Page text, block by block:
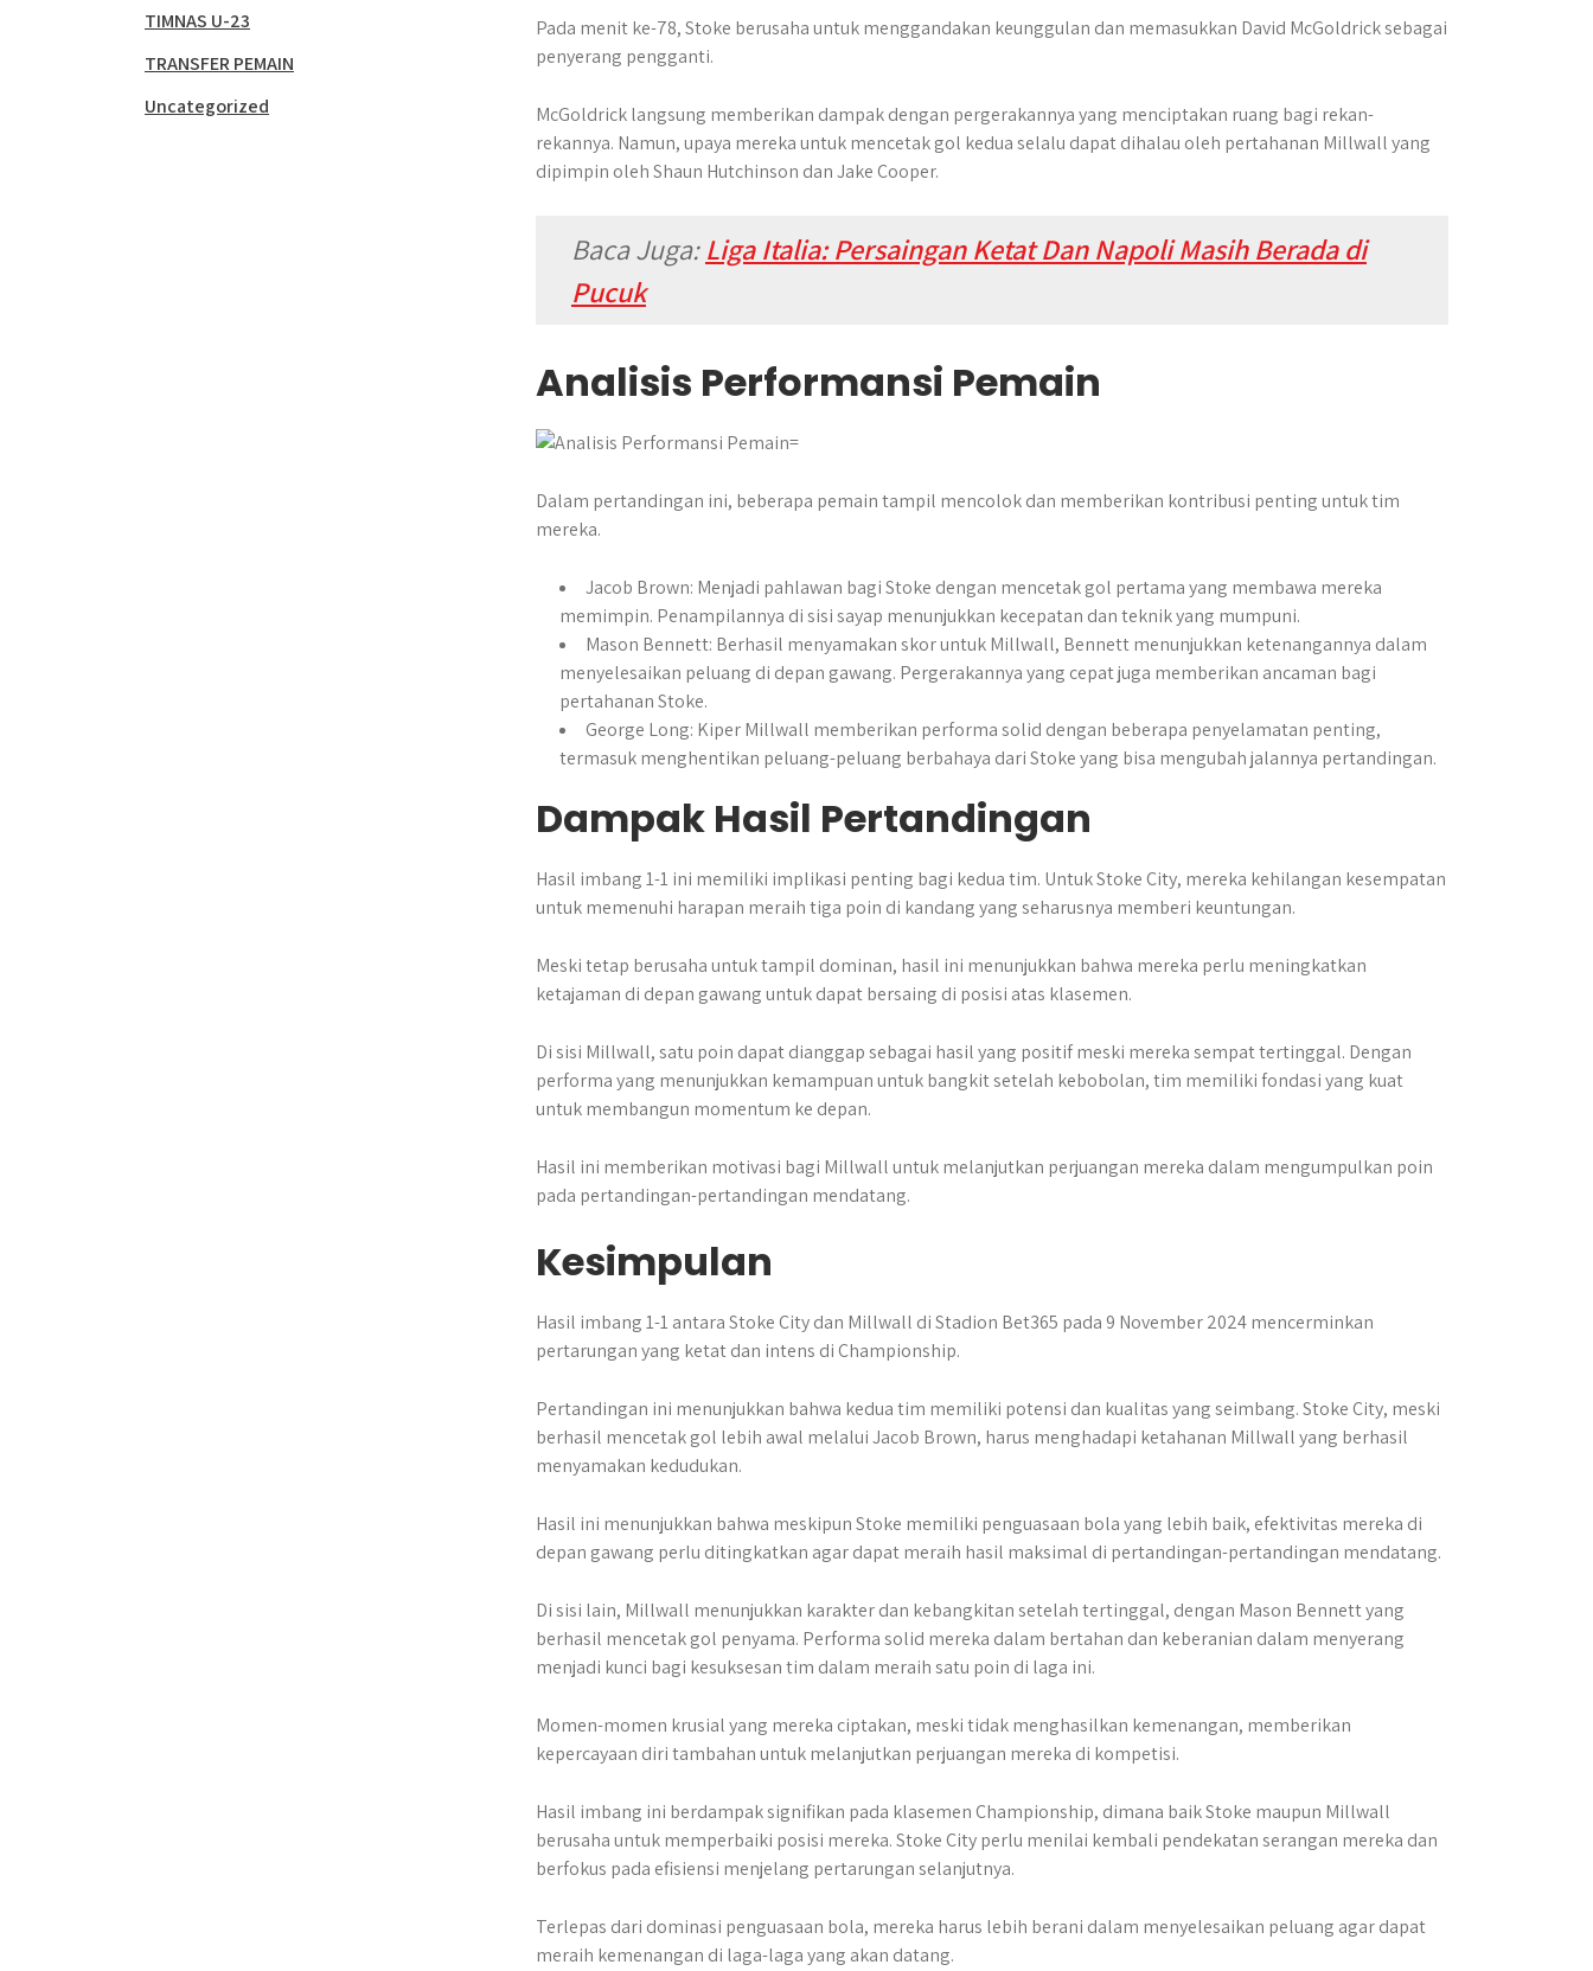
Pada menit ke-78, Stoke berusaha untuk menggandakan keunggulan dan memasukkan David McGoldrick sebagai
penyerang pengganti.
McGoldrick langsung memberikan dampak dengan pergerakannya yang menciptakan ruang bagi rekan-
rekannya. Namun, upaya mereka untuk mencetak gol kedua selalu dapat dihalau oleh pertahanan Millwall yang
dipimpin oleh Shaun Hutchinson dan Jake Cooper.
Baca Juga:Liga Italia: Persaingan Ketat Dan Napoli Masih Berada di
Pucuk
Analisis Performansi Pemain
Dalam pertandingan ini, beberapa pemain tampil mencolok dan memberikan kontribusi penting untuk tim
mereka.
Jacob Brown: Menjadi pahlawan bagi Stoke dengan mencetak gol pertama yang membawa mereka
memimpin. Penampilannya di sisi sayap menunjukkan kecepatan dan teknik yang mumpuni.
Mason Bennett: Berhasil menyamakan skor untuk Millwall, Bennett menunjukkan ketenangannya dalam
menyelesaikan peluang di depan gawang. Pergerakannya yang cepat juga memberikan ancaman bagi
pertahanan Stoke.
George Long: Kiper Millwall memberikan performa solid dengan beberapa penyelamatan penting,
termasuk menghentikan peluang-peluang berbahaya dari Stoke yang bisa mengubah jalannya pertandingan.
Dampak Hasil Pertandingan
Hasil imbang 1-1 ini memiliki implikasi penting bagi kedua tim. Untuk Stoke City, mereka kehilangan kesempatan
untuk memenuhi harapan meraih tiga poin di kandang yang seharusnya memberi keuntungan.
Meski tetap berusaha untuk tampil dominan, hasil ini menunjukkan bahwa mereka perlu meningkatkan
ketajaman di depan gawang untuk dapat bersaing di posisi atas klasemen.
Di sisi Millwall, satu poin dapat dianggap sebagai hasil yang positif meski mereka sempat tertinggal. Dengan
performa yang menunjukkan kemampuan untuk bangkit setelah kebobolan, tim memiliki fondasi yang kuat
untuk membangun momentum ke depan.
Hasil ini memberikan motivasi bagi Millwall untuk melanjutkan perjuangan mereka dalam mengumpulkan poin
pada pertandingan-pertandingan mendatang.
Kesimpulan
Hasil imbang 1-1 antara Stoke City dan Millwall di Stadion Bet365 pada 9 November 2024 mencerminkan
pertarungan yang ketat dan intens di Championship.
Pertandingan ini menunjukkan bahwa kedua tim memiliki potensi dan kualitas yang seimbang. Stoke City, meski
berhasil mencetak gol lebih awal melalui Jacob Brown, harus menghadapi ketahanan Millwall yang berhasil
menyamakan kedudukan.
Hasil ini menunjukkan bahwa meskipun Stoke memiliki penguasaan bola yang lebih baik, efektivitas mereka di
depan gawang perlu ditingkatkan agar dapat meraih hasil maksimal di pertandingan-pertandingan mendatang.
Di sisi lain, Millwall menunjukkan karakter dan kebangkitan setelah tertinggal, dengan Mason Bennett yang
berhasil mencetak gol penyama. Performa solid mereka dalam bertahan dan keberanian dalam menyerang
menjadi kunci bagi kesuksesan tim dalam meraih satu poin di laga ini.
Momen-momen krusial yang mereka ciptakan, meski tidak menghasilkan kemenangan, memberikan
kepercayaan diri tambahan untuk melanjutkan perjuangan mereka di kompetisi.
​Hasil imbang ini berdampak signifikan pada klasemen Championship, dimana baik Stoke maupun Millwall
berusaha untuk memperbaiki posisi mereka.​ Stoke City perlu menilai kembali pendekatan serangan mereka dan
berfokus pada efisiensi menjelang pertarungan selanjutnya.
Terlepas dari dominasi penguasaan bola, mereka harus lebih berani dalam menyelesaikan peluang agar dapat
meraih kemenangan di laga-laga yang akan datang.
TIMNAS U-23
TRANSFER PEMAIN
Uncategorized